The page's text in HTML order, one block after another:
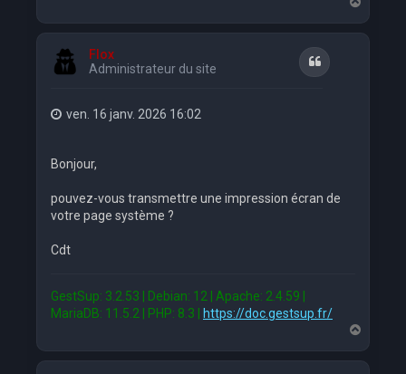
a
Flox
Administrateur du site
Citation
ven. 16 janv. 2026 16:02
Bonjour,
pouvez-vous transmettre une impression écran de
votre page système ?
Cdt
GestSup: 3.2.53 | Debian: 12 | Apache: 2.4.59 |
MariaDB: 11.5.2 | PHP: 8.3 |
https://doc.gestsup.fr/
a
u